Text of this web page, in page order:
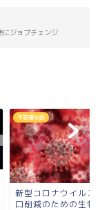
にジョブチェンジ
不思議な話
新型コロナウイルス
口削減のための生物